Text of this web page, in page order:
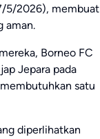
5/2026), membuat
aman.
Borneo FC
Jepara pada
satu
diperlihatkan